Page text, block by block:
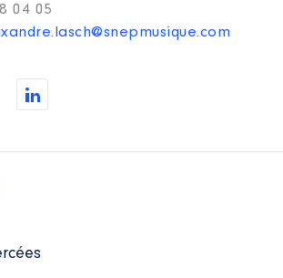
04 05